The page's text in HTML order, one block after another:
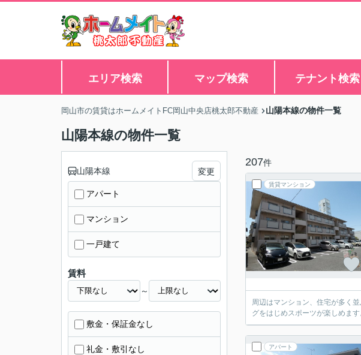
エリア検索 マップ検索 テナント検索
岡山市の賃貸はホームメイトFC岡山中央店桃太郎不動産 山陽本線の物件一覧
山陽本線の物件一覧
207件
賃貸マンション
周辺はマンション、住宅が多く
グをはじめスポーツが楽しめます
アパート
山陽本線 変更
アパート
マンション
一戸建て
賃料
～
敷金・保証金なし
礼金・敷引なし